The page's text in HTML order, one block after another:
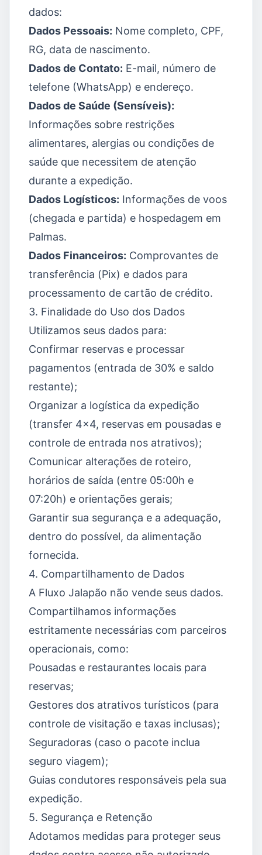
dados:
Dados Pessoais: Nome completo, CPF,
RG, data de nascimento.
Dados de Contato: E-mail, número de
telefone (WhatsApp) e endereço.
Dados de Saúde (Sensíveis):
Informações sobre restrições
alimentares, alergias ou condições de
saúde que necessitem de atenção
durante a expedição.
Dados Logísticos: Informações de voos
(chegada e partida) e hospedagem em
Palmas.
Dados Financeiros: Comprovantes de
transferência (Pix) e dados para
processamento de cartão de crédito.
3. Finalidade do Uso dos Dados
Utilizamos seus dados para:
Confirmar reservas e processar
pagamentos (entrada de 30% e saldo
restante);
Organizar a logística da expedição
(transfer 4×4, reservas em pousadas e
controle de entrada nos atrativos);
Comunicar alterações de roteiro,
horários de saída (entre 05:00h e
07:20h) e orientações gerais;
Garantir sua segurança e a adequação,
dentro do possível, da alimentação
fornecida.
4. Compartilhamento de Dados
A Fluxo Jalapão não vende seus dados.
Compartilhamos informações
estritamente necessárias com parceiros
operacionais, como:
Pousadas e restaurantes locais para
reservas;
Gestores dos atrativos turísticos (para
controle de visitação e taxas inclusas);
Seguradoras (caso o pacote inclua
seguro viagem);
Guias condutores responsáveis pela sua
expedição.
5. Segurança e Retenção
Adotamos medidas para proteger seus